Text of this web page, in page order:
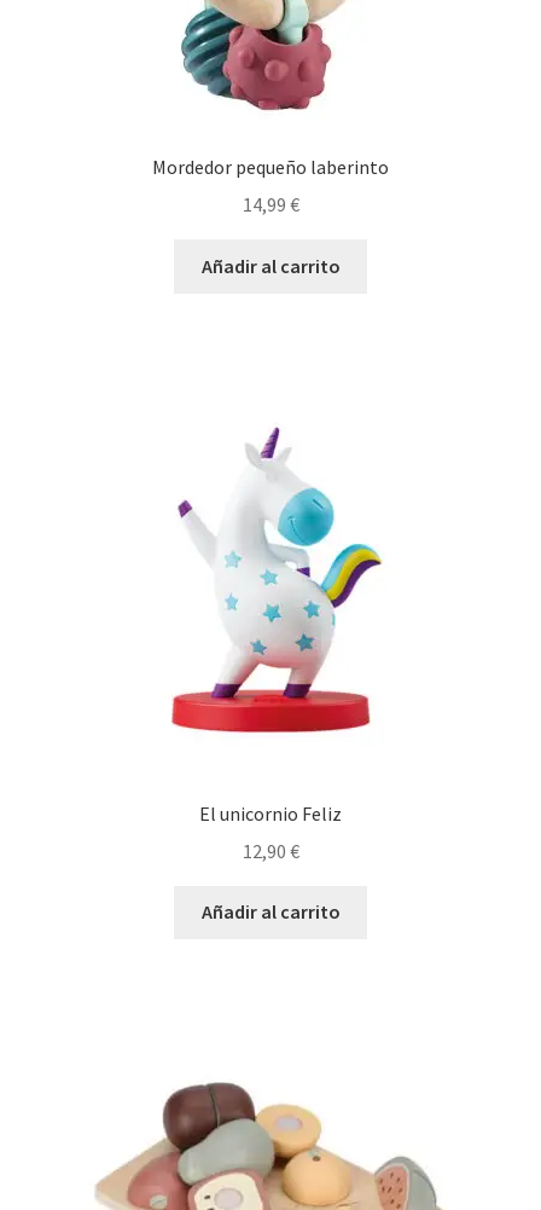
Mordedor pequeño laberinto
14,99 €
Añadir al carrito
El unicornio Feliz
12,90 €
Añadir al carrito